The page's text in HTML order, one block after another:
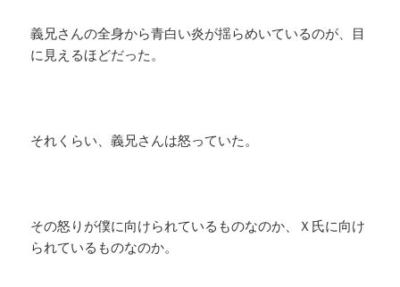
義兄さんの全身から青白い炎が揺らめいているのが、目
に見えるほどだった。
それくらい、義兄さんは怒っていた。
その怒りが僕に向けられているものなのか、Ｘ氏に向け
られているものなのか。